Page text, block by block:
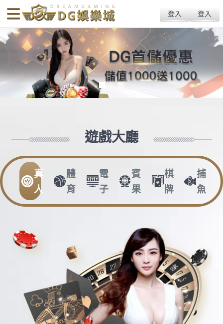
body{overflow:hidden !important;}